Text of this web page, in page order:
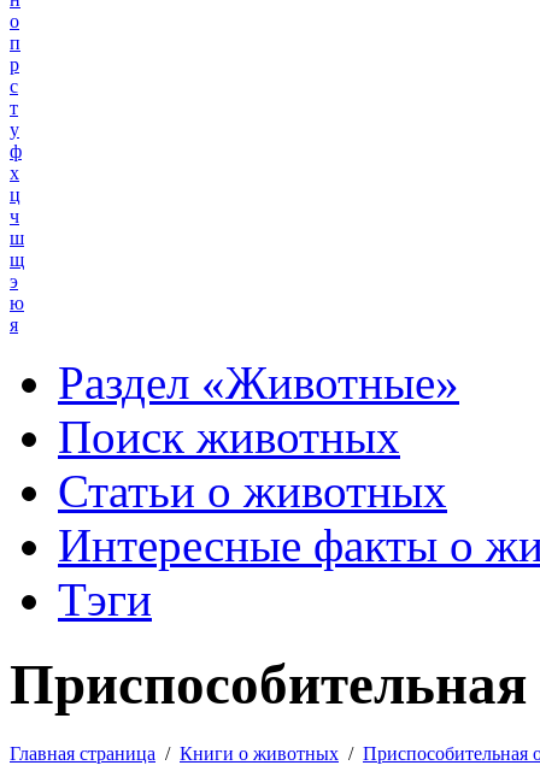
о
п
р
с
т
у
ф
х
ц
ч
ш
щ
э
ю
я
Раздел «Животные»
Поиск животных
Статьи о животных
Интересные факты о
Тэги
Главная страница / Книги о животных / Приспособительная